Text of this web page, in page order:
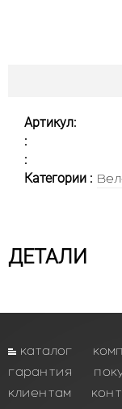
Артикул:
:
:
Категории :
ДЕТАЛИ
каталог
гарантия
клиентам